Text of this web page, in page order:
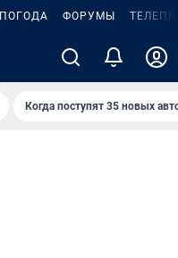
ПОГОДА ФОРУМЫ
Когда поступят 35 новых